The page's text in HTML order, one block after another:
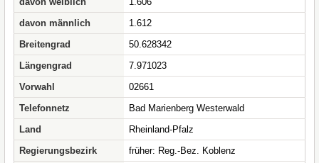
davon männlich
1.612
Breitengrad
50.628342
Längengrad
7.971023
Vorwahl
02661
Telefonnetz
Bad Marienberg Westerwald
Land
Rheinland-Pfalz
Regierungsbezirk
früher: Reg.-Bez. Koblenz